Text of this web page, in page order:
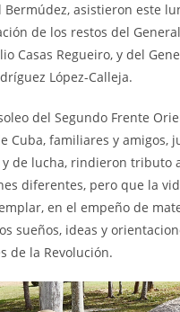
Bermúdez, asistieron este
de los restos del
Casas Regueiro, y del
López-Calleja.
del Segundo Frente
Cuba, familiares y amigos,
de lucha, rindieron tributo
diferentes, pero que la
en el empeño de
sueños, ideas y
de la Revolución.